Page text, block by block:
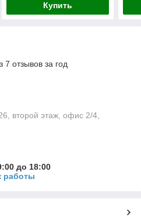
Купить
7 отзывов за год
второй этаж, офис 2/4,
до 18:00
работы